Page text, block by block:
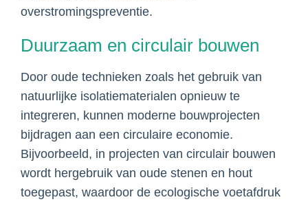
overstromingspreventie.
Duurzaam en circulair bouwen
Door oude technieken zoals het gebruik van
natuurlijke isolatiematerialen opnieuw te
integreren, kunnen moderne bouwprojecten
bijdragen aan een circulaire economie.
Bijvoorbeeld, in projecten van circulair bouwen
wordt hergebruik van oude stenen en hout
toegepast, waardoor de ecologische voetafdruk